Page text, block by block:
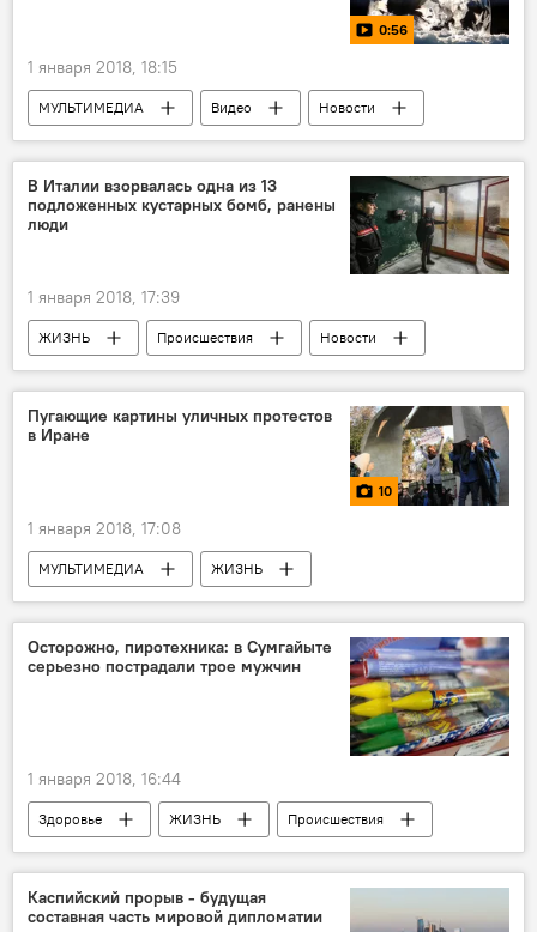
0:56
1 января 2018, 18:15
МУЛЬТИМЕДИА Видео
Новости
Новости мира
В Италии взорвалась одна из 13
подложенных кустарных бомб, ранены
люди
1 января 2018, 17:39
ЖИЗНЬ Происшествия
Новости
Новости мира
Пугающие картины уличных протестов
в Иране
10
1 января 2018, 17:08
МУЛЬТИМЕДИА
ЖИЗНЬ
Происшествия
Фото
Новости
Новости мира
Иран
Тегеран
Митинг
Полиция
Протест
Осторожно, пиротехника: в Сумгайыте
серьезно пострадали трое мужчин
1 января 2018, 16:44
Здоровье ЖИЗНЬ
Происшествия
Новости
Каспийский прорыв - будущая
составная часть мировой дипломатии